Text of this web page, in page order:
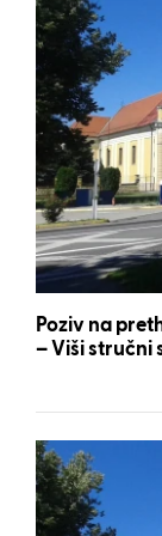
Poziv na
– Viši stručni